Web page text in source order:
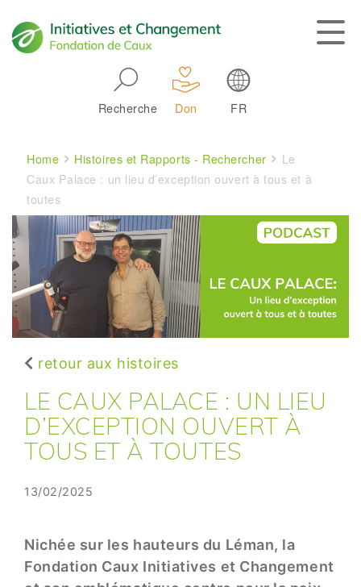
Recherche Don FR
Breadcrumb
Home Histoires et Rapports - Rechercher
Le
Caux Palace : un lieu d’exception ouvert à tous et à
toutes
retour aux histoires
LE CAUX PALACE : UN LIEU
D’EXCEPTION OUVERT À
TOUS ET À TOUTES
13/02/2025
Nichée sur les hauteurs du Léman, la
Fondation Caux Initiatives et Changement